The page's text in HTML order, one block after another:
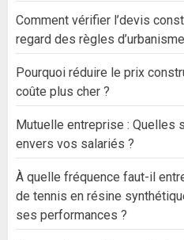
Comment vérifier l’devis
regard des règles
Pourquoi réduire le prix
coûte plus cher ?
Mutuelle entreprise : Quelles
envers vos salariés ?
À quelle fréquence faut-il
de tennis en résine
ses performances ?